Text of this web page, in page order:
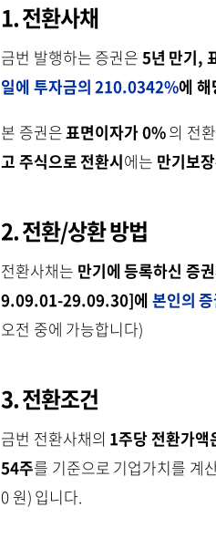
1. 전환사채
금번 발행하는 증권은 5년 만기,
일에 투자금의 210.0342%에 해
본 증권은표면이자가 0%의 전
고 주식으로 전환시에는 만기보
2. 전환/상환 방법
전환사채는 만기에 등록하신 증
9.09.01-29.09.30]에 본인의
오전 중에 가능합니다)
3. 전환조건
금번 전환사채의 1주당 전환가
54주를 기준으로 기업가치를 계
0 원) 입니다.